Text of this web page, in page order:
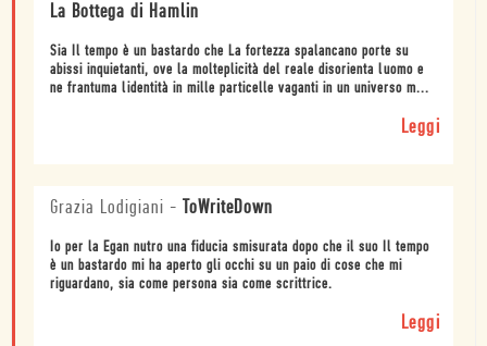
La Bottega di Hamlin
Sia Il tempo è un bastardo che La fortezza spalancano porte su
abissi inquietanti, ove la molteplicità del reale disorienta luomo e
ne frantuma lidentità in mille particelle vaganti in un universo m...
Leggi
Grazia Lodigiani - ToWriteDown
Io per la Egan nutro una fiducia smisurata dopo che il suo Il tempo
è un bastardo mi ha aperto gli occhi su un paio di cose che mi
riguardano, sia come persona sia come scrittrice.
Leggi